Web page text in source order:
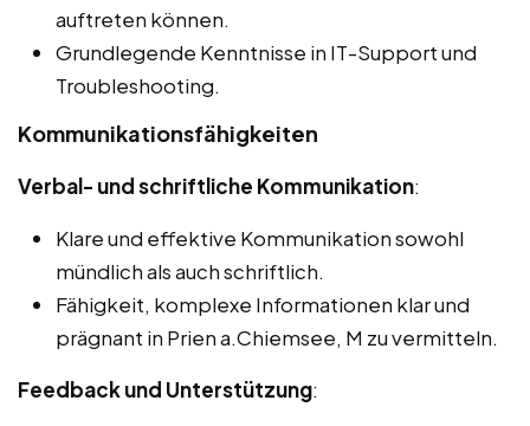
auftreten können.
Grundlegende Kenntnisse in IT-Support und
Troubleshooting.
Kommunikationsfähigkeiten
Verbal- und schriftliche Kommunikation:
Klare und effektive Kommunikation sowohl
mündlich als auch schriftlich.
Fähigkeit, komplexe Informationen klar und
prägnant in Prien a.Chiemsee, M zu vermitteln.
Feedback und Unterstützung: